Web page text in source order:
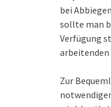
bei
sollte man
Verfügung
Zur